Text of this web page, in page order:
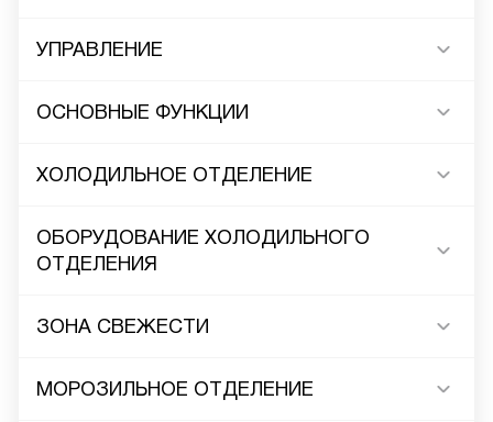
УПРАВЛЕНИЕ
ОСНОВНЫЕ ФУНКЦИИ
ХОЛОДИЛЬНОЕ ОТДЕЛЕНИЕ
ОБОРУДОВАНИЕ ХОЛОДИЛЬНОГО
ОТДЕЛЕНИЯ
ЗОНА СВЕЖЕСТИ
МОРОЗИЛЬНОЕ ОТДЕЛЕНИЕ